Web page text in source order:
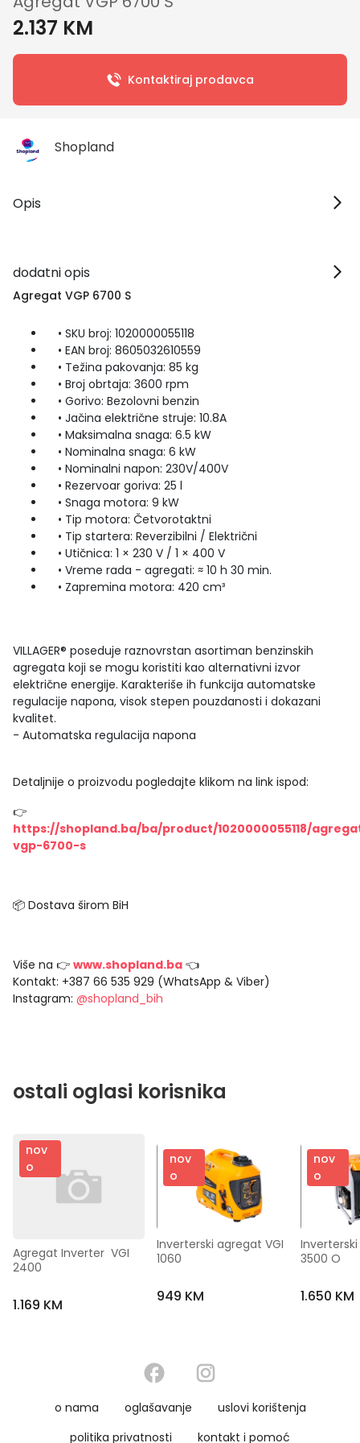
2.137 KM
Kontaktiraj prodavca
Shopland
Opis
dodatni opis
Agregat VGP 6700 S
• SKU broj: 1020000055118
• EAN broj: 8605032610559
• Težina pakovanja: 85 kg
• Broj obrtaja: 3600 rpm
• Gorivo: Bezolovni benzin
• Jačina električne struje: 10.8A
• Maksimalna snaga: 6.5 kW
• Nominalna snaga: 6 kW
• Nominalni napon: 230V/400V
• Rezervoar goriva: 25 l
• Snaga motora: 9 kW
• Tip motora: Četvorotaktni
• Tip startera: Reverzibilni / Električni
• Utičnica: 1 × 230 V / 1 × 400 V
• Vreme rada - agregati: ≈ 10 h 30 min.
• Zapremina motora: 420 cm³
VILLAGER® poseduje raznovrstan asortiman benzinskih
agregata koji se mogu koristiti kao alternativni izvor
električne energije. Karakteriše ih funkcija automatske
regulacije napona, visok stepen pouzdanosti i dokazani
kvalitet.
- Automatska regulacija napona
Detaljnije o proizvodu pogledajte klikom na link ispod:
👉
https://shopland.ba/ba/product/1020000055118/
vgp-6700-s
📦 Dostava širom BiH
Više na 👉 www.shopland.ba 👈
Kontakt: +387 66 535 929 (WhatsApp & Viber)
Instagram: @shopland_bih
ostali oglasi korisnika
nov
o
Agregat Inverter  VGI
2400
1.169 KM
nov
o
Inverterski agregat VGI
1060
949 KM
nov
o
3500 O
1.650 KM
o nama oglašavanje
uslovi korištenja
politika privatnosti
kontakt i pomoć